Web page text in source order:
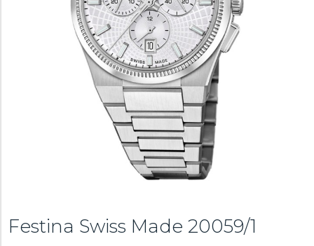
Festina Swiss Made 20059/1